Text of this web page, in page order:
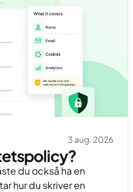
3 aug. 2026
du också ha en
hur du skriver en